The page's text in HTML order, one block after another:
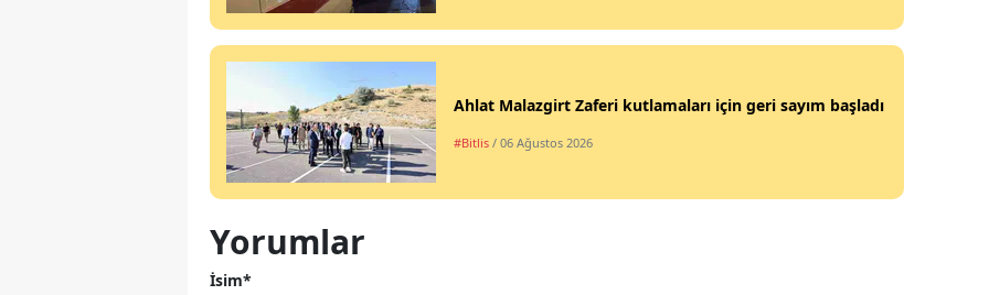
Ahlat Malazgirt Zaferi kutlamaları için geri sayım başladı
#Bitlis / 06 Ağustos 2026
Yorumlar
İsim*